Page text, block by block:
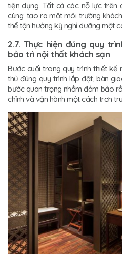
tiện dụng. Tất cả các nỗ lực trên
cùng: tạo ra một môi trường
thể tận hưởng kỳ nghỉ dưỡng một
2.7. Thực hiện đúng quy
bảo trì nội thất khách sạn
Bước cuối trong quy trình thiết kế
thủ đúng quy trình lắp đặt, bàn
bước quan trọng nhằm đảm bảo
chỉnh và vận hành một cách trơn